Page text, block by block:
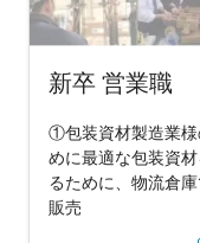
新卒 営業職
①包装資材製造業様
めに最適な包装資
るために、物流倉
販売